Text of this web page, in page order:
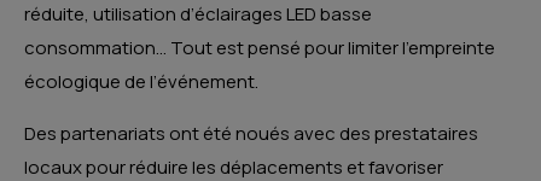
réduite, utilisation d’éclairages LED basse
consommation… Tout est pensé pour limiter l’empreinte
écologique de l’événement.
Des partenariats ont été noués avec des prestataires
locaux pour réduire les déplacements et favoriser